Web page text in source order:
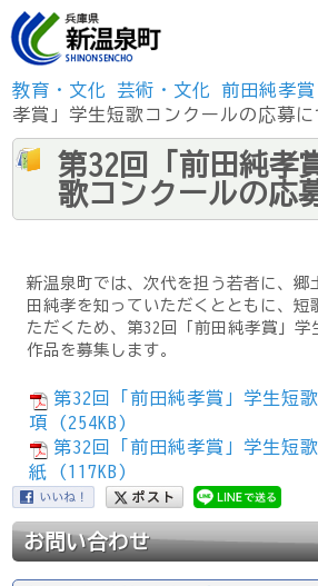
教育・文化 芸術・文化 前田純孝賞
孝賞」学生短歌コンクールの応募に
第32回「前田純孝
歌コンクールの応
新温泉町では、次代を担う若者に、郷
田純孝を知っていただくとともに、短
ただくため、第32回「前田純孝賞」学
作品を募集します。
第32回「前田純孝賞」学生短
項 (254KB)
第32回「前田純孝賞」学生短
紙 (117KB)
お問い合わせ